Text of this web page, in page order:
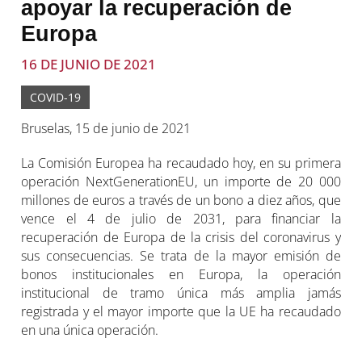
apoyar la recuperación de
Europa
16 DE JUNIO DE 2021
COVID-19
Bruselas, 15 de junio de 2021
La Comisión Europea ha recaudado hoy, en su primera
operación NextGenerationEU, un importe de 20 000
millones de euros a través de un bono a diez años, que
vence el 4 de julio de 2031, para financiar la
recuperación de Europa de la crisis del coronavirus y
sus consecuencias. Se trata de la mayor emisión de
bonos institucionales en Europa, la operación
institucional de tramo única más amplia jamás
registrada y el mayor importe que la UE ha recaudado
en una única operación.